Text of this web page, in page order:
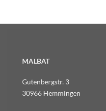
MALBAT
Gutenbergstr. 3
30966 Hemmingen